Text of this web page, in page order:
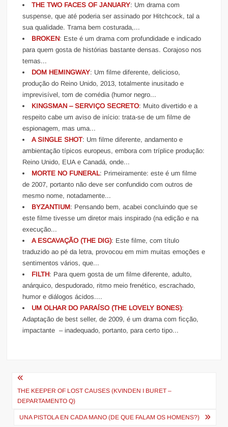
THE TWO FACES OF JANUARY: Um drama com
suspense, que até poderia ser assinado por Hitchcock, tal a
sua qualidade. Trama bem costurada,...
BROKEN: Este é um drama com profundidade e indicado
para quem gosta de histórias bastante densas. Corajoso nos
temas...
DOM HEMINGWAY: Um filme diferente, delicioso,
produção do Reino Unido, 2013, totalmente inusitado e
imprevisível, tom de comédia (humor negro...
KINGSMAN – SERVIÇO SECRETO: Muito divertido e a
respeito cabe um aviso de início: trata-se de um filme de
espionagem, mas uma...
A SINGLE SHOT: Um filme diferente, andamento e
ambientação típicos europeus, embora com tríplice produção:
Reino Unido, EUA e Canadá, onde...
MORTE NO FUNERAL: Primeiramente: este é um filme
de 2007, portanto não deve ser confundido com outros de
mesmo nome, notadamente...
BYZANTIUM: Pensando bem, acabei concluindo que se
este filme tivesse um diretor mais inspirado (na edição e na
execução...
A ESCAVAÇÃO (THE DIG): Este filme, com título
traduzido ao pé da letra, provocou em mim muitas emoções e
sentimentos vários, que...
FILTH: Para quem gosta de um filme diferente, adulto,
anárquico, despudorado, ritmo meio frenético, escrachado,
humor e diálogos ácidos....
UM OLHAR DO PARAÍSO (THE LOVELY BONES):
Adaptação de best seller, de 2009, é um drama com ficção,
impactante – inadequado, portanto, para certo tipo...
Navegação
de
Post
THE KEEPER OF LOST CAUSES (KVINDEN I BURET –
DEPARTAMENTO Q)
UNA PISTOLA EN CADA MANO (DE QUE FALAM OS HOMENS?)